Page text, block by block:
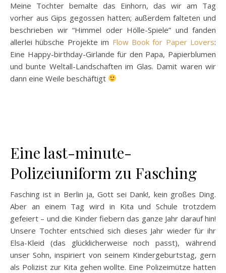
Meine Tochter bemalte das Einhorn, das wir am Tag
vorher aus Gips gegossen hatten; außerdem falteten und
beschrieben wir “Himmel oder Hölle-Spiele” und fanden
allerlei hübsche Projekte im Flow Book for Paper Lovers:
Eine Happy-birthday-Girlande für den Papa, Papierblumen
und bunte Weltall-Landschaften im Glas. Damit waren wir
dann eine Weile beschäftigt
Eine last-minute-
Polizeiuniform zu Fasching
Fasching ist in Berlin ja, Gott sei Dank!, kein großes Ding.
Aber an einem Tag wird in Kita und Schule trotzdem
gefeiert – und die Kinder fiebern das ganze Jahr darauf hin!
Unsere Tochter entschied sich dieses Jahr wieder für ihr
Elsa-Kleid (das glücklicherweise noch passt), während
unser Sohn, inspiriert von seinem Kindergeburtstag, gern
als Polizist zur Kita gehen wollte. Eine Polizeimütze hatten